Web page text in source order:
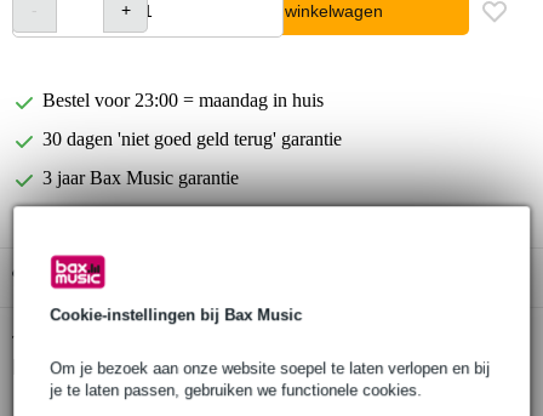
Cookie-instellingen bij Bax Music
Om je bezoek aan onze website soepel te laten verlopen en bij
je te laten passen, gebruiken we functionele cookies.
In winkelwagen
Bestel voor 23:00 = maandag in huis
30 dagen 'niet goed geld terug' garantie
3 jaar Bax Music garantie
Gratis ophalen in de winkel
Twijfel je of de
plectrumsbij je past? Doe de check.
Start de check